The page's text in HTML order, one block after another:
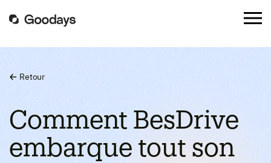
Retour
Comment BesDrive
embarque tout son